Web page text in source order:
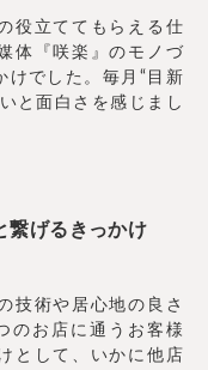
役立ててもらえる仕
体『咲楽』のモノづ
けでした。毎月“目新
と面白さを感じまし
繋げるきっかけ
技術や居心地の良さ
のお店に通うお客様
として、いかに他店